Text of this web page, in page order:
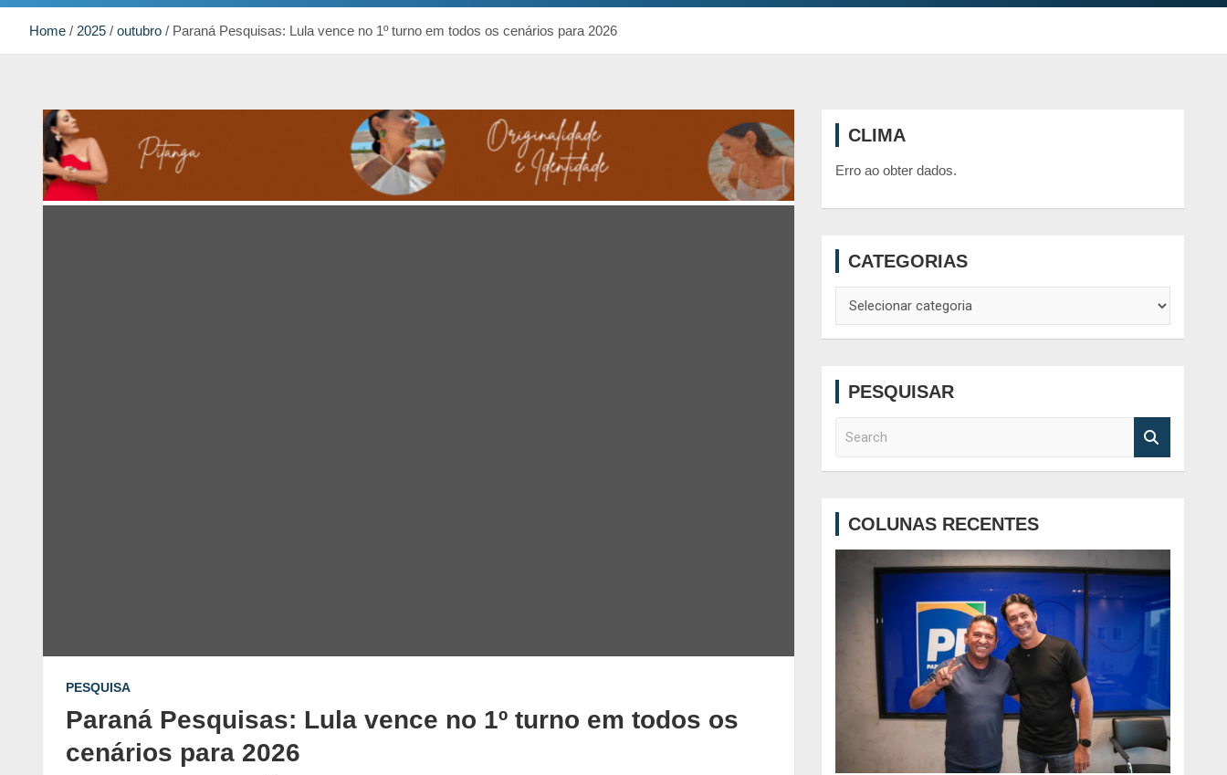
Home 2025 outubro Paraná Pesquisas: Lula vence no 1º turno em todos os cenários para 2026
PESQUISA
Paraná Pesquisas: Lula vence no 1º turno em todos os
cenários para 2026
CLIMA
Erro ao obter dados.
CATEGORIAS
PESQUISAR
COLUNAS RECENTES